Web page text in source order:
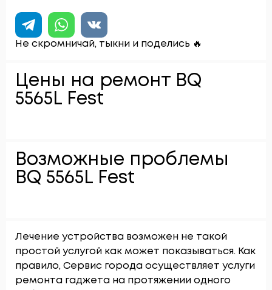
Не скромничай, тыкни и поделись 🔥
Цены на ремонт BQ
5565L Fest
Возможные проблемы
BQ 5565L Fest
Лечение устройства возможен не такой
простой услугой как может показываться. Как
правило, Сервис города осуществляет услуги
ремонта гаджета на протяжении одного